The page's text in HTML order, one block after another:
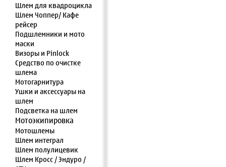
Шлем для квадроцикла
Шлем Чоппер/ Кафе
рейсер
Подшлемники и мото
маски
Визоры и Pinlock
Средство по очистке
шлема
Мотогарнитура
Ушки и аксессуары на
шлем
Подсветка на шлем
Мотоэкипировка
Мотошлемы
Шлем интеграл
Шлем полулицевик
Шлем Кросс / Эндуро /